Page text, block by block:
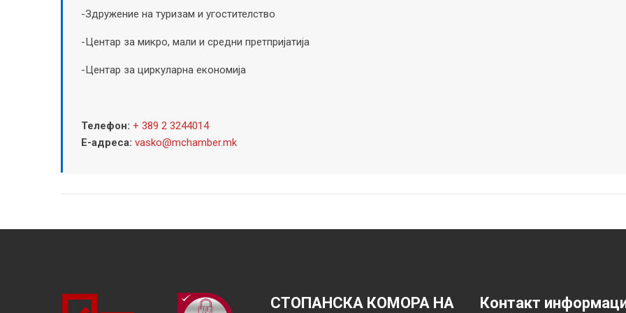
-Здружение на туризам и угостителство
-Центар за микро, мали и средни претпријатија
-Центар за циркуларна економија
Телефон: + 389 2 3244014
Е-адреса: vasko@mchamber.mk
СТОПАНСКА КОМОРА НА
Контакт